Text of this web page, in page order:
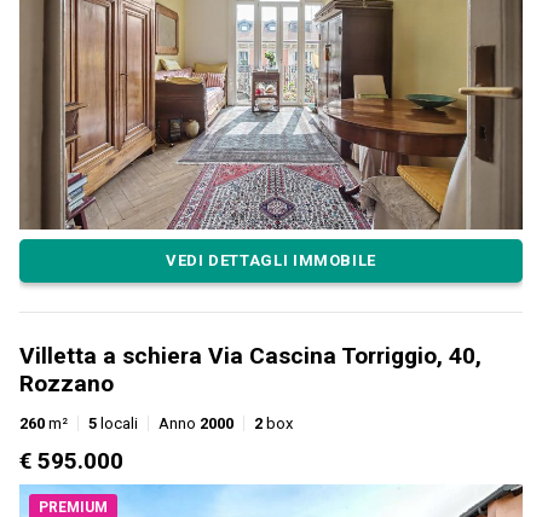
VEDI DETTAGLI IMMOBILE
Villetta a schiera Via Cascina Torriggio, 40,
Rozzano
260 m² 5 locali Anno 2000 2 box
€ 595.000
PREMIUM